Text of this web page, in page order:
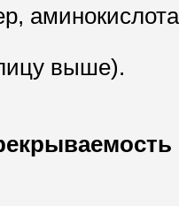
аминокислота
выше).